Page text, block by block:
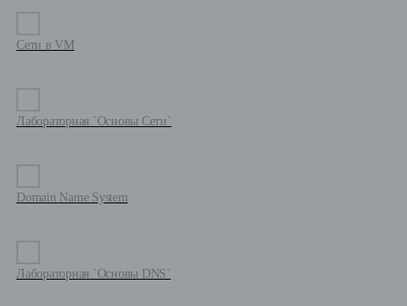
Сети в VM
Лабораторная `Основы Сети`
Domain Name System
Лабораторная `Основы DNS`